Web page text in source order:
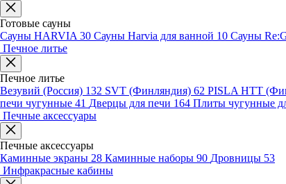
Готовые сауны
Сауны HARVIA 30 Сауны Harvia для ванной 10 Сауны
Печное литье
Печное литье
Везувий (Россия) 132 SVT (Финляндия) 62 PISLA HTT
печи чугунные 41 Дверцы для печи 164 Плиты чугунные
Печные аксессуары
Печные аксессуары
Каминные экраны 28 Каминные наборы 90 Дровницы 53
Инфракрасные кабины